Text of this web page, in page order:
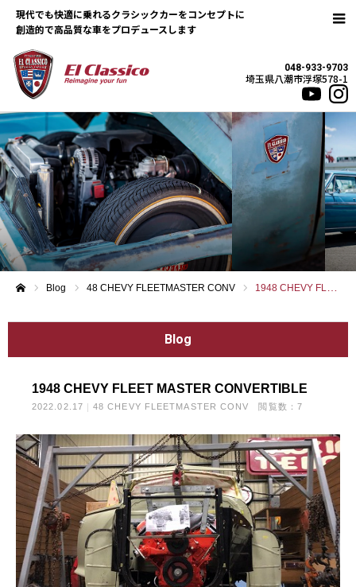
現代でも快適に乗れるクラシックカーをコンセプトに
048-933-9703
埼玉県八潮市浮塚578-1
Blog 48 CHEVY FLEETMASTER CONV 1948 CHEVY FLEET MASTER CONVERTIBLE
Blog
1948 CHEVY FLEET MASTER CONVERTIBLE
2022.02.17 48 CHEVY FLEETMASTER CONV 閲覧数：7